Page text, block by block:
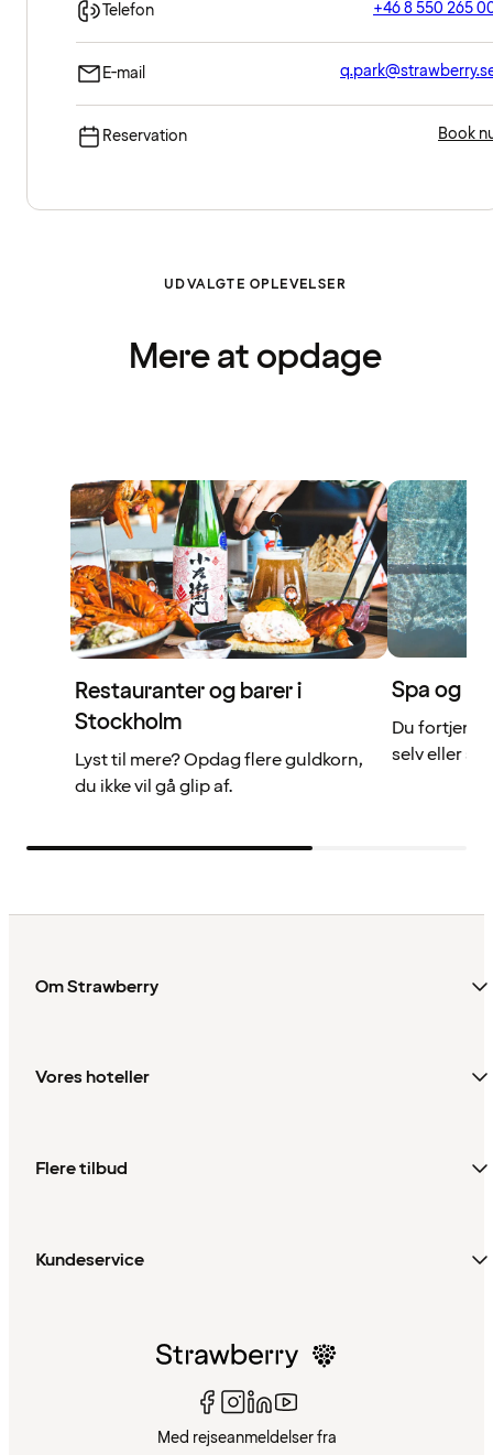
Telefon +46 8 550 265
E-mail
Reservation Book
UDVALGTE OPLEVELSER
Mere at opdage
Restauranter og barer i
Stockholm
Lyst til mere? Opdag flere guldkorn,
du ikke vil gå glip af.
Spa og
Du
selv eller
Om Strawberry
Vores hoteller
Flere tilbud
Kundeservice
Med rejseanmeldelser fra